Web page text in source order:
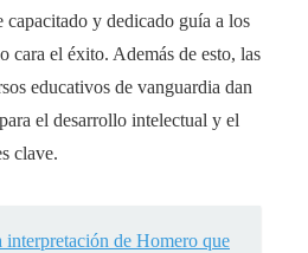
capacitado y dedicado guía a los
cara el éxito. Además de esto, las
educativos de vanguardia dan
el desarrollo intelectual y el
clave.
interpretación de Homero que